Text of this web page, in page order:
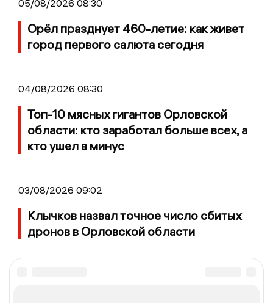
05/08/2026 08:30
Орёл празднует 460-летие: как живет
город первого салюта сегодня
04/08/2026 08:30
Топ-10 мясных гигантов Орловской
области: кто заработал больше всех, а
кто ушел в минус
03/08/2026 09:02
Клычков назвал точное число сбитых
дронов в Орловской области